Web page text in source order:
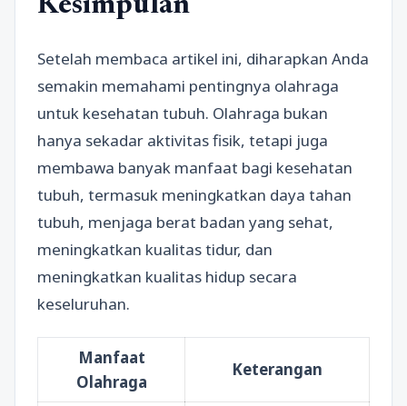
Kesimpulan
Setelah membaca artikel ini, diharapkan Anda
semakin memahami pentingnya olahraga
untuk kesehatan tubuh. Olahraga bukan
hanya sekadar aktivitas fisik, tetapi juga
membawa banyak manfaat bagi kesehatan
tubuh, termasuk meningkatkan daya tahan
tubuh, menjaga berat badan yang sehat,
meningkatkan kualitas tidur, dan
meningkatkan kualitas hidup secara
keseluruhan.
Manfaat
Olahraga
Keterangan